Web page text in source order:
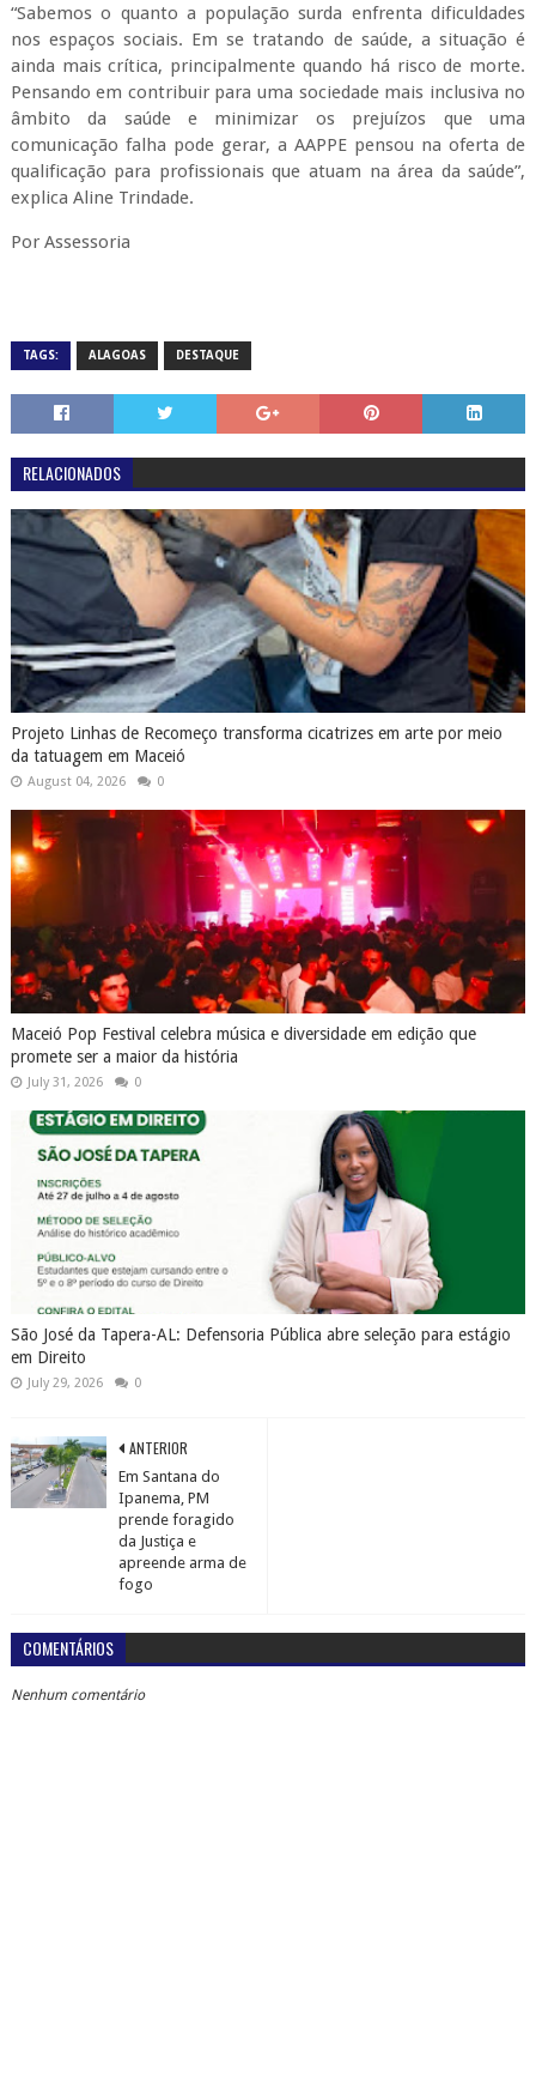
“Sabemos o quanto a população surda enfrenta dificuldades
nos espaços sociais. Em se tratando de saúde, a situação é
ainda mais crítica, principalmente quando há risco de morte.
Pensando em contribuir para uma sociedade mais inclusiva no
âmbito da saúde e minimizar os prejuízos que uma
comunicação falha pode gerar, a AAPPE pensou na oferta de
qualificação para profissionais que atuam na área da saúde”,
explica Aline Trindade.
Por Assessoria
TAGS: ALAGOAS DESTAQUE
RELACIONADOS
Projeto Linhas de Recomeço transforma cicatrizes em arte por meio
da tatuagem em Maceió
August 04, 2026 0
Maceió Pop Festival celebra música e diversidade em edição que
promete ser a maior da história
July 31, 2026 0
São José da Tapera-AL: Defensoria Pública abre seleção para estágio
em Direito
July 29, 2026 0
ANTERIOR
Em Santana do
Ipanema, PM
prende foragido
da Justiça e
apreende arma de
fogo
COMENTÁRIOS
Nenhum comentário